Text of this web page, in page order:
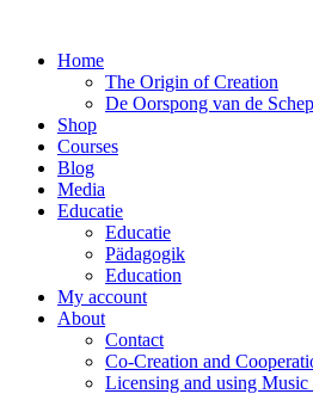
Home
The Origin of Creation
De Oorspong van de
Shop
Courses
Blog
Media
Educatie
Educatie
Pädagogik
Education
My account
About
Contact
Co-Creation and
Licensing and using Music